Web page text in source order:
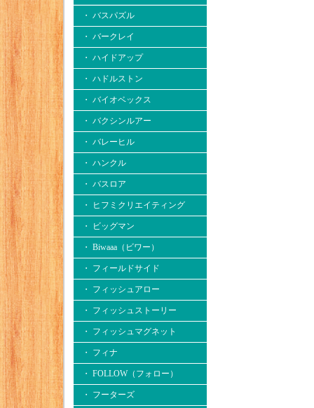
・ バスパズル
・ バークレイ
・ ハイドアップ
・ ハドルストン
・ バイオベックス
・ バクシンルアー
・ バレーヒル
・ ハンクル
・ バスロア
・ ヒフミクリエイティング
・ ビッグマン
・ Biwaaa（ビワー）
・ フィールドサイド
・ フィッシュアロー
・ フィッシュストーリー
・ フィッシュマグネット
・ フィナ
・ FOLLOW（フォロー）
・ フーターズ